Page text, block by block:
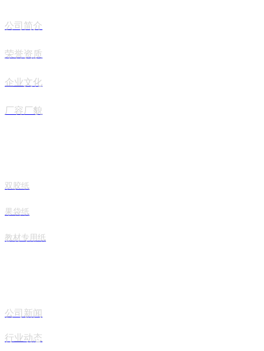
公司简介
荣誉资质
企业文化
厂容厂貌
双胶纸
果袋纸
教材专用纸
公司新闻
行业动态